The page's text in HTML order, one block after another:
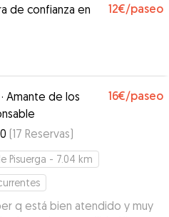
de confianza en
12€/paseo
· Amante de los
16€/paseo
(17 Reservas)
Pisuerga - 7.04 km
q está bien atendido y muy